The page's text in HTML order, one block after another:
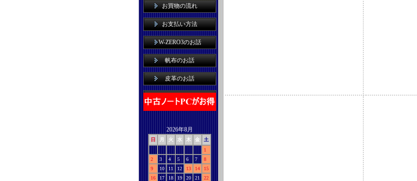
お買物の流れ
お支払い方法
W-ZERO3のお話
帆布のお話
皮革のお話
2026年8月
日 月 火 水 木 金
土
1
2
3 4 5 6 7
8
9
10 11 12 13 14
15
16
17 18 19 20 21
22